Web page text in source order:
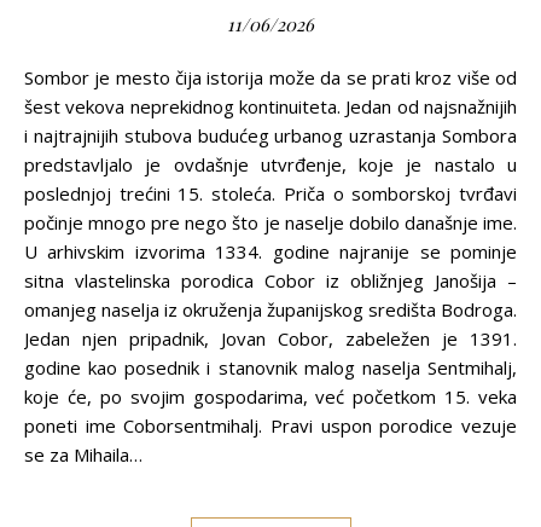
11/06/2026
Sombor je mesto čija istorija može da se prati kroz više od
šest vekova neprekidnog kontinuiteta. Jedan od najsnažnijih
i najtrajnijih stubova budućeg urbanog uzrastanja Sombora
predstavljalo je ovdašnje utvrđenje, koje je nastalo u
poslednjoj trećini 15. stoleća. Priča o somborskoj tvrđavi
počinje mnogo pre nego što je naselje dobilo današnje ime.
U arhivskim izvorima 1334. godine najranije se pominje
sitna vlastelinska porodica Cobor iz obližnjeg Janošija –
omanjeg naselja iz okruženja županijskog središta Bodroga.
Jedan njen pripadnik, Jovan Cobor, zabeležen je 1391.
godine kao posednik i stanovnik malog naselja Sentmihalj,
koje će, po svojim gospodarima, već početkom 15. veka
poneti ime Coborsentmihalj. Pravi uspon porodice vezuje
se za Mihaila…